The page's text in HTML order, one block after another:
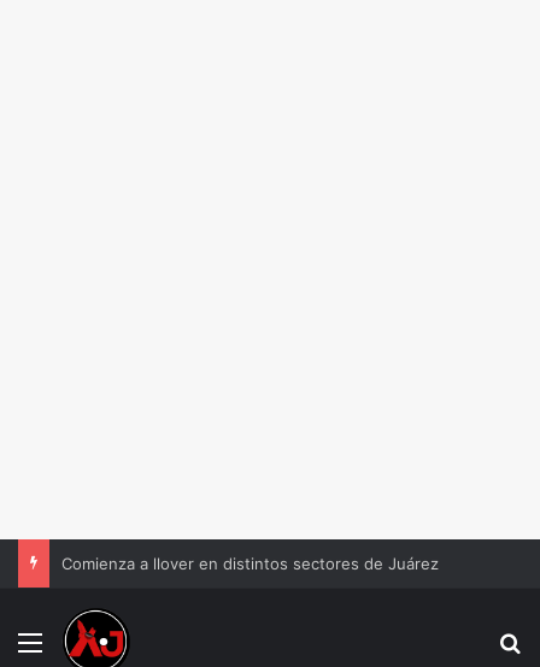
Comienza a llover en distintos sectores de Juárez
Menu